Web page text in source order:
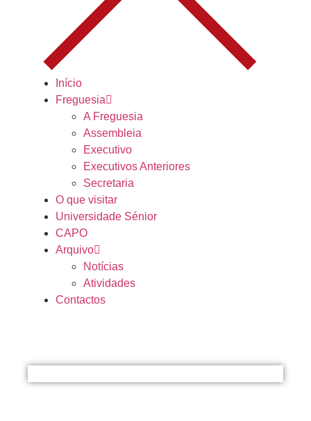
Início
Freguesia
A Freguesia
Assembleia
Executivo
Executivos Anteriores
Secretaria
O que visitar
Universidade Sénior
CAPO
Arquivo
Notícias
Atividades
Contactos